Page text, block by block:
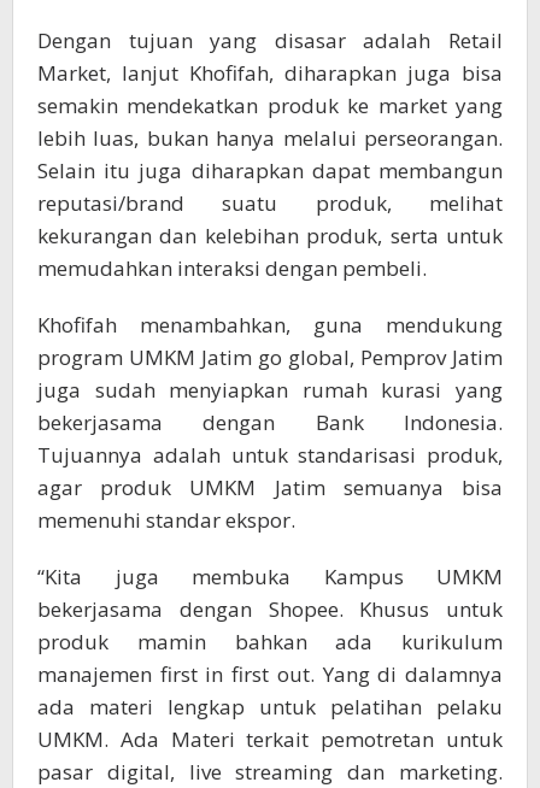
Dengan tujuan yang disasar adalah Retail
Market, lanjut Khofifah, diharapkan juga bisa
semakin mendekatkan produk ke market yang
lebih luas, bukan hanya melalui perseorangan.
Selain itu juga diharapkan dapat membangun
reputasi/brand suatu produk, melihat
kekurangan dan kelebihan produk, serta untuk
memudahkan interaksi dengan pembeli.
Khofifah menambahkan, guna mendukung
program UMKM Jatim go global, Pemprov Jatim
juga sudah menyiapkan rumah kurasi yang
bekerjasama dengan Bank Indonesia.
Tujuannya adalah untuk standarisasi produk,
agar produk UMKM Jatim semuanya bisa
memenuhi standar ekspor.
“Kita juga membuka Kampus UMKM
bekerjasama dengan Shopee. Khusus untuk
produk mamin bahkan ada kurikulum
manajemen first in first out. Yang di dalamnya
ada materi lengkap untuk pelatihan pelaku
UMKM. Ada Materi terkait pemotretan untuk
pasar digital, live streaming dan marketing.